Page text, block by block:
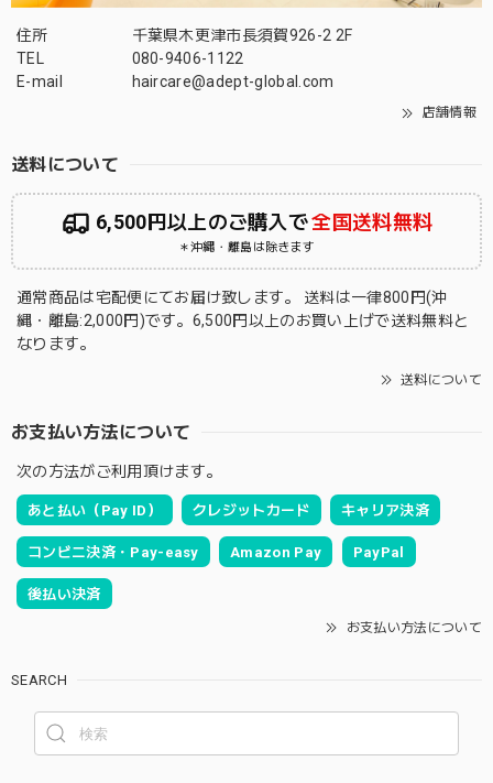
住所
千葉県木更津市長須賀926-2 2F
TEL
080-9406-1122
E-mail
haircare@adept-global.com
店舗情報
送料について
6,500円以上のご購入で全国送料無料
＊沖縄・離島は除きます
通常商品は宅配便にてお届け致します。 送料は一律800円(沖
縄・離島:2,000円)です。6,500円以上のお買い上げで送料無料と
なります。
送料について
お支払い方法について
次の方法がご利用頂けます。
あと払い（Pay ID） クレジットカード キャリア決済
コンビニ決済・Pay-easy Amazon Pay PayPal
後払い決済
お支払い方法について
SEARCH